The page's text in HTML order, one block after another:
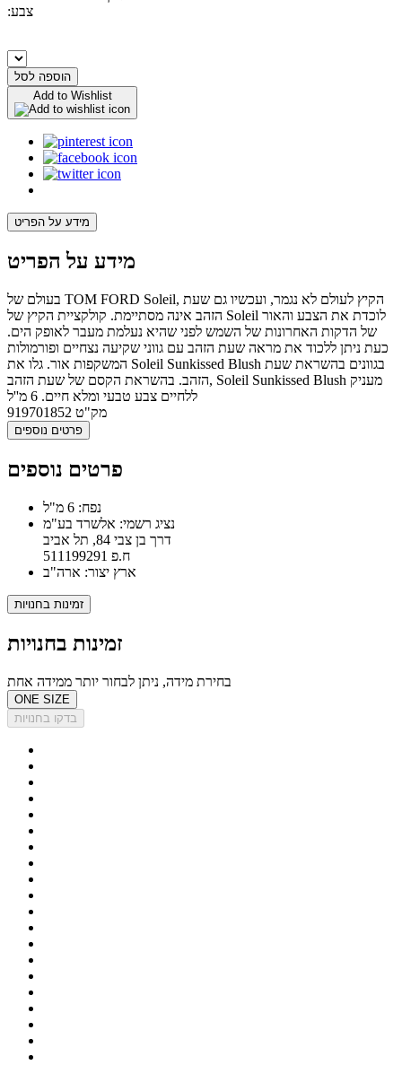
:צבע
הוספה לסל
Add to Wishlist
מידע על הפריט
מידע על הפריט
בעולם של TOM FORD Soleil, הקיץ לעולם לא נגמר, ועכשיו גם שעת
הזהב אינה מסתיימת. קולקציית הקיץ של Soleil לוכדת את הצבע והאור
של הדקות האחרונות של השמש לפני שהיא נעלמת מעבר לאופק הים.
כעת ניתן ללכוד את מראה שעת הזהב עם גווני שקיעה נצחיים ופורמולות
המשקפות אור. גלו את Soleil Sunkissed Blush בגוונים בהשראת שעת
הזהב. בהשראת הקסם של שעת הזהב, Soleil Sunkissed Blush מעניק
ללחיים צבע טבעי ומלא חיים. 6 מ''ל
מק"ט 919701852
פרטים נוספים
פרטים נוספים
נפח: 6 מ"ל
נציג רשמי: אלשרד בע"מ
דרך בן צבי 84, תל אביב
ח.פ 511199291
ארץ יצור: ארה"ב
זמינות בחנויות
זמינות בחנויות
בחירת מידה, ניתן לבחור יותר ממידה אחת
ONE SIZE
בדקו בחנויות